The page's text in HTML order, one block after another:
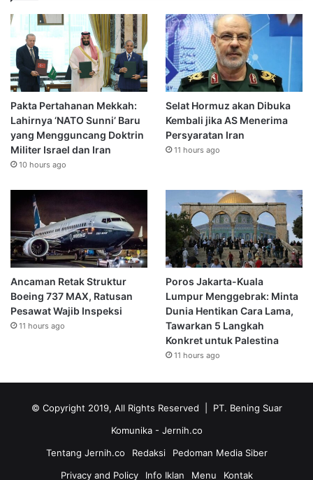
Pakta Pertahanan Mekkah:
Lahirnya ‘NATO Sunni’ Baru
yang Mengguncang Doktrin
Militer Israel dan Iran
10 hours ago
Selat Hormuz akan Dibuka
Kembali jika AS Menerima
Persyaratan Iran
11 hours ago
Ancaman Retak Struktur
Boeing 737 MAX, Ratusan
Pesawat Wajib Inspeksi
11 hours ago
Poros Jakarta-Kuala
Lumpur Menggebrak: Minta
Dunia Hentikan Cara Lama,
Tawarkan 5 Langkah
Konkret untuk Palestina
11 hours ago
© Copyright 2019, All Rights Reserved | PT. Bening Suar
Komunika - Jernih.co
Tentang Jernih.co
Redaksi
Pedoman Media Siber
Privacy and Policy
Info Iklan Menu Kontak